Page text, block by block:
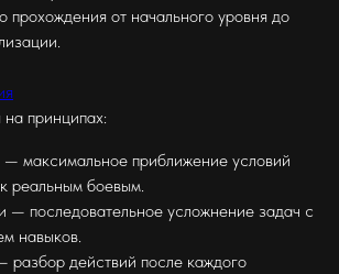
прохождения от начального уровня до
принципах:
максимальное приближение условий
реальным боевым.
— последовательное усложнение задач с
навыков.
разбор действий после каждого